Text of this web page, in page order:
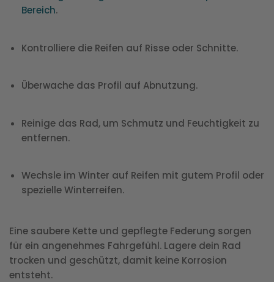
Bereich.
Kontrolliere die Reifen auf Risse oder Schnitte.
Überwache das Profil auf Abnutzung.
Reinige das Rad, um Schmutz und Feuchtigkeit zu
entfernen.
Wechsle im Winter auf Reifen mit gutem Profil oder
spezielle Winterreifen.
Eine saubere Kette und gepflegte Federung sorgen
für ein angenehmes Fahrgefühl. Lagere dein Rad
trocken und geschützt, damit keine Korrosion
entsteht.